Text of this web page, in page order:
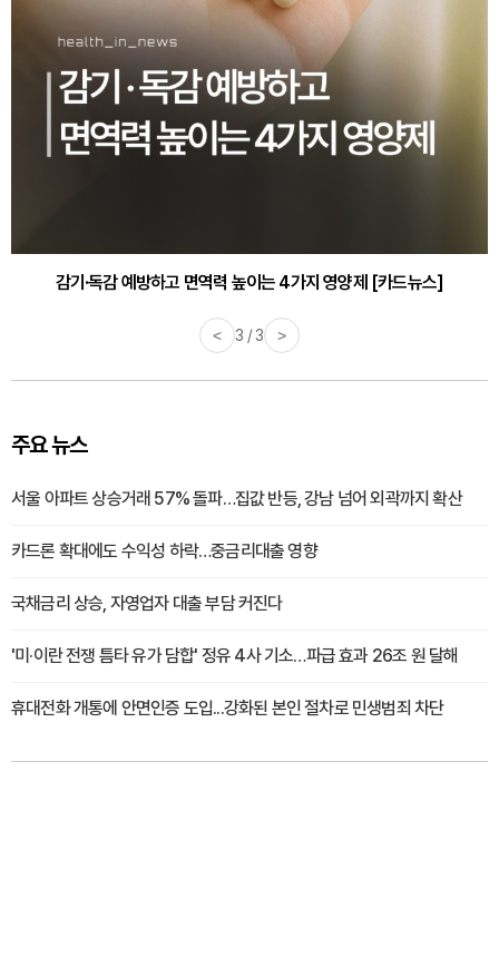
감기·독감 예방하고 면역력 높이는 4가지 영양제 [카드뉴스]
< 3 / 3 >
주요 뉴스
서울 아파트 상승거래 57% 돌파…집값 반등, 강남 넘어 외곽까지 확산
카드론 확대에도 수익성 하락…중금리대출 영향
국채금리 상승, 자영업자 대출 부담 커진다
'미·이란 전쟁 틈타 유가 담합' 정유 4사 기소…파급 효과 26조 원 달해
휴대전화 개통에 안면인증 도입...강화된 본인 절차로 민생범죄 차단